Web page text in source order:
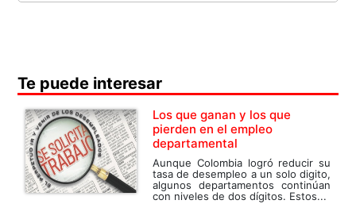
Te puede interesar
Los que ganan y los que
pierden en el empleo
departamental
Aunque Colombia logró reducir su
tasa de desempleo a un solo digito,
algunos departamentos continúan
con niveles de dos dígitos. Estos...